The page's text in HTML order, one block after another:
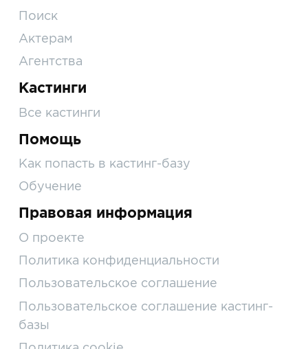
Поиск
Актерам
Агентства
Кастинги
Все кастинги
Помощь
Как попасть в кастинг-базу
Обучение
Правовая информация
О проекте
Политика конфиденциальности
Пользовательское соглашение
Пользовательское соглашение кастинг-
базы